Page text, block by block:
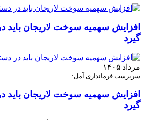
افزایش سهمیه سوخت لاریجان باید
گیرد
مرداد ۱۴۰۵
سرپرست فرمانداری آمل:
افزایش سهمیه سوخت لاریجان باید
گیرد